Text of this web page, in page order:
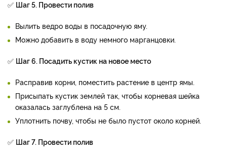
✅ Шаг 5. Провести полив
Вылить ведро воды в посадочную яму.
Можно добавить в воду немного марганцовки.
✅ Шаг 6. Посадить кустик на новое место
Расправив корни, поместить растение в центр ямы.
Присыпать кустик землей так, чтобы корневая шейка
оказалась заглублена на 5 см.
Уплотнить почву, чтобы не было пустот около корней.
✅ Шаг 7. Провести полив